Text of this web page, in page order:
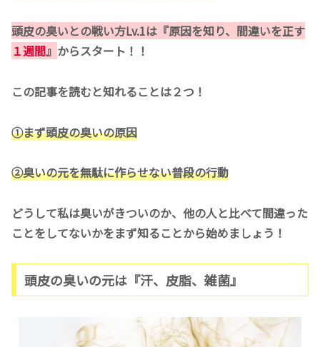
頭皮の臭いとの戦い方Lv.1は 『原因を知り、間違いを正す
１週間』 からスタート！！
この記事を読むと知れることは２つ！
①まず頭皮の臭いの原因
②臭いの元を無駄に作らせない普段の行動
どうして私は臭いがきついのか、他の人と比べて間違った
ことをしてないかをまず知ることから始めましょう！
頭皮の臭いの元は『汗、皮脂、雑菌』